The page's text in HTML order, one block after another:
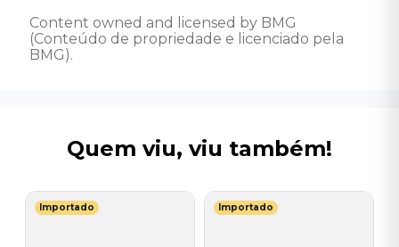
Content owned and licensed by BMG
(Conteúdo de propriedade e licenciado pela
BMG).
Quem viu, viu também!
Importado Importado